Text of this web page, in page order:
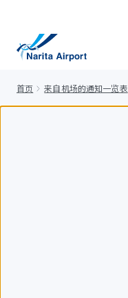
首页 来自机场的通知一览表